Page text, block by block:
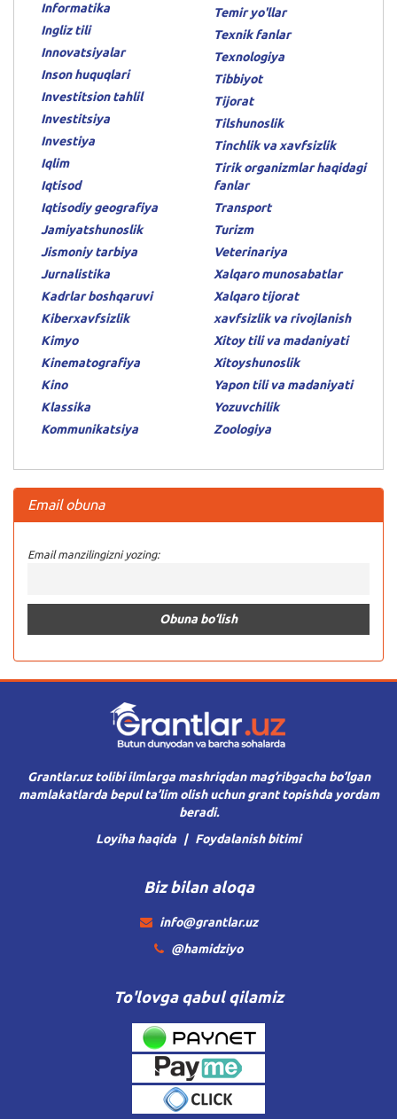
Informatika
Ingliz tili
Innovatsiyalar
Inson huquqlari
Investitsion tahlil
Investitsiya
Investiya
Iqlim
Iqtisod
Iqtisodiy geografiya
Jamiyatshunoslik
Jismoniy tarbiya
Jurnalistika
Kadrlar boshqaruvi
Kiberxavfsizlik
Kimyo
Kinematografiya
Kino
Klassika
Kommunikatsiya
Temir yo'llar
Texnik fanlar
Texnologiya
Tibbiyot
Tijorat
Tilshunoslik
Tinchlik va xavfsizlik
Tirik organizmlar haqidagi
fanlar
Transport
Turizm
Veterinariya
Xalqaro munosabatlar
Xalqaro tijorat
xavfsizlik va rivojlanish
Xitoy tili va madaniyati
Xitoyshunoslik
Yapon tili va madaniyati
Yozuvchilik
Zoologiya
Email obuna
Email manzilingizni yozing:
Grantlar.uz tolibi ilmlarga mashriqdan mag’ribgacha bo’lgan
mamlakatlarda bepul ta’lim olish uchun grant topishda yordam
beradi.
Loyiha haqida
Foydalanish bitimi
Biz bilan aloqa
info@grantlar.uz
@hamidziyo
To'lovga qabul qilamiz